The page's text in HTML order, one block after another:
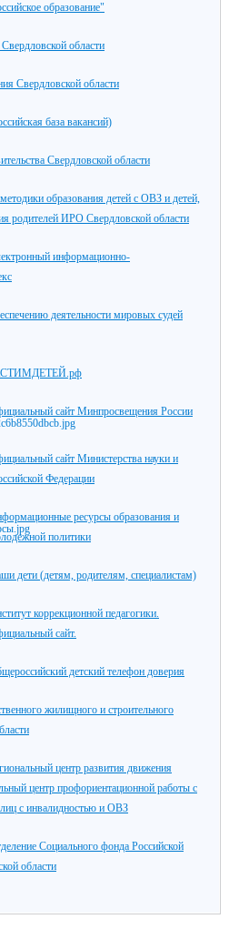
образование"
области
Свердловской области
база вакансий)
Свердловской области
образования детей с ОВЗ и детей,
родителей ИРО Свердловской области
информационно-
деятельности мировых судей
сайт Минпросвещения России
сайт Министерства науки и
Федерации
ресурсы образования и
политики
дети (детям, родителям, специалистам)
коррекционной педагогики.
сайт.
детский телефон доверия
жилищного и строительного
центр развития движения
центр профориентационной работы с
с инвалидностью и ОВЗ
Социального фонда Российской
области